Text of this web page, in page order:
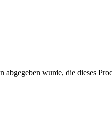
wurde, die dieses